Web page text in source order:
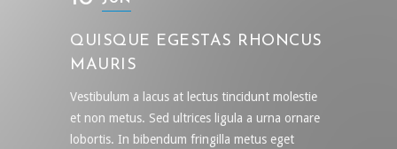
QUISQUE EGESTAS RHONCUS
MAURIS
Vestibulum a lacus at lectus tincidunt molestie
et non metus. Sed ultrices ligula a urna ornare
lobortis. In bibendum fringilla metus eget